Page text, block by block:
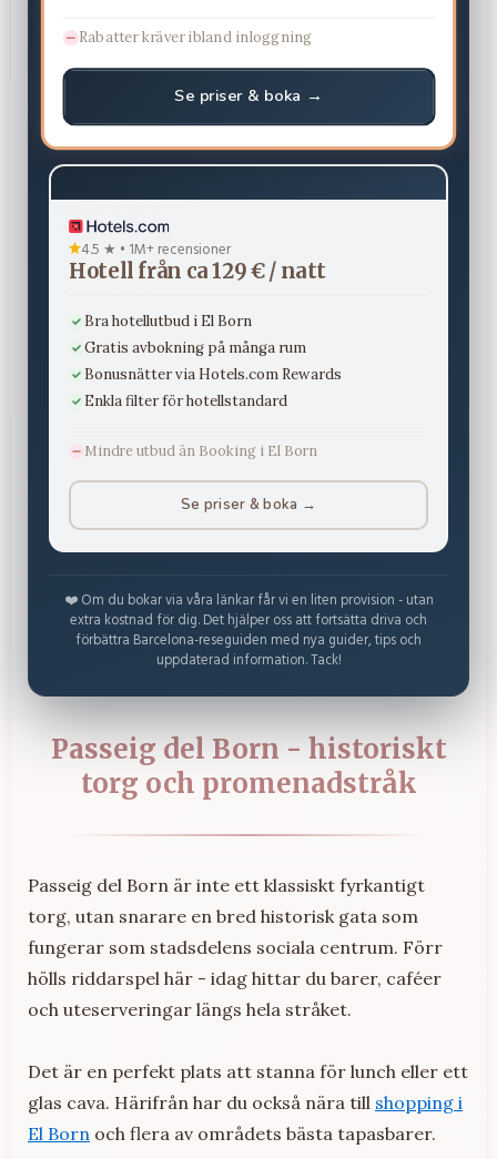
Rabatter kräver ibland inloggning
Se priser & boka →
4.5 ★ • 1M+ recensioner
Hotell från ca 129 € / natt
Bra hotellutbud i El Born
Gratis avbokning på många rum
Bonusnätter via Hotels.com Rewards
Enkla filter för hotellstandard
Mindre utbud än Booking i El Born
Se priser & boka →
❤️ Om du bokar via våra länkar får vi en liten provision - utan
extra kostnad för dig. Det hjälper oss att fortsätta driva och
förbättra Barcelona-reseguiden med nya guider, tips och
uppdaterad information. Tack!
Passeig del Born - historiskt
torg och promenadstråk
Passeig del Born är inte ett klassiskt fyrkantigt
torg, utan snarare en bred historisk gata som
fungerar som stadsdelens sociala centrum. Förr
hölls riddarspel här - idag hittar du barer, caféer
och uteserveringar längs hela stråket.
Det är en perfekt plats att stanna för lunch eller ett
glas cava. Härifrån har du också nära till shopping i
El Born och flera av områdets bästa tapasbarer.